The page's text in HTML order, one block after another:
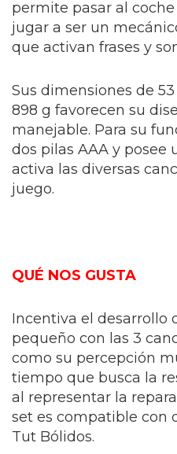
permite pasar al
jugar a ser un
que activan frases y
Sus dimensiones de
898 g favorecen su
manejable. Para su
dos pilas AAA y posee
activa las diversas
juego.
QUÉ NOS GUSTA
Incentiva el desarrollo
pequeño con las 3
como su percepción
tiempo que busca la
al representar la
set es compatible con
Tut Bólidos.